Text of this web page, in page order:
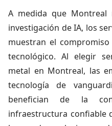
A medida que
investigación de IA, los
muestran el
tecnológico. Al elegir
metal en Montreal, las
tecnología de
benefician de la
infraestructura confiable